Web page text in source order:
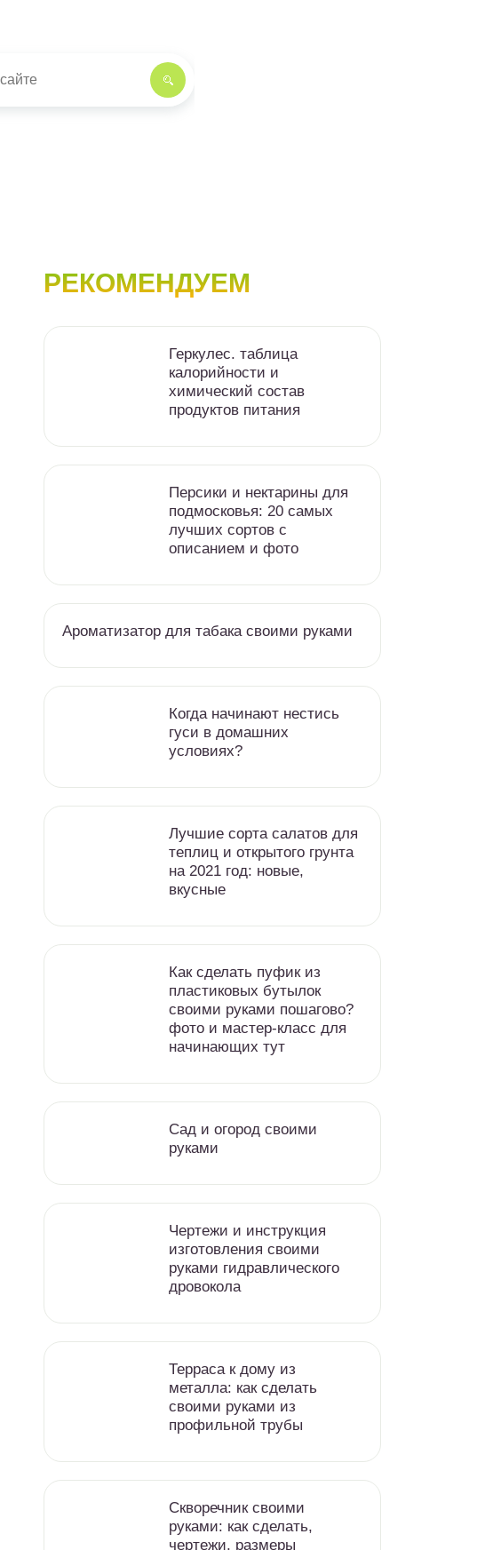
РЕКОМЕНДУЕМ
Геркулес. таблица
калорийности и
химический состав
продуктов питания
Персики и нектарины для
подмосковья: 20 самых
лучших сортов с
описанием и фото
Ароматизатор для табака своими руками
Когда начинают нестись
гуси в домашних
условиях?
Лучшие сорта салатов для
теплиц и открытого грунта
на 2021 год: новые,
вкусные
Как сделать пуфик из
пластиковых бутылок
своими руками пошагово?
фото и мастер-класс для
начинающих тут
Сад и огород своими
руками
Чертежи и инструкция
изготовления своими
руками гидравлического
дровокола
Терраса к дому из
металла: как сделать
своими руками из
профильной трубы
Скворечник своими
руками: как сделать,
чертежи, размеры